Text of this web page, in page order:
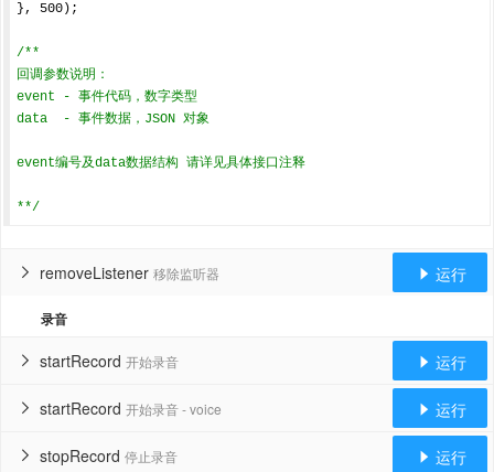
}, 500 );
/**
回调参数说明：
event - 事件代码，数字类型
data  - 事件数据，JSON 对象
event编号及data数据结构 请详见具体接口注释
**/
removeListener 移除监听器
  运行
录音
startRecord 开始录音
  运行
startRecord 开始录音 - voice
  运行
stopRecord 停止录音
  运行